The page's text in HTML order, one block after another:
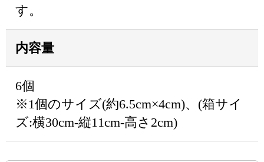
す。
内容量
6個
※1個のサイズ(約6.5cm×4cm)、(箱サイ
ズ:横30cm-縦11cm-高さ2cm)